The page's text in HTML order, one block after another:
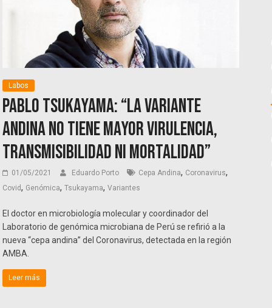
Labos
Pablo Tsukayama: “La variante
andina no tiene mayor virulencia,
transmisibilidad ni mortalidad”
01/05/2021 Eduardo Porto Cepa Andina, Coronavirus,
Covid, Genómica,Tsukayama,Variantes
El doctor en microbiología molecular y coordinador del
Laboratorio de genómica microbiana de Perú se refirió a la
nueva “cepa andina” del Coronavirus, detectada en la región
AMBA.
Leer más